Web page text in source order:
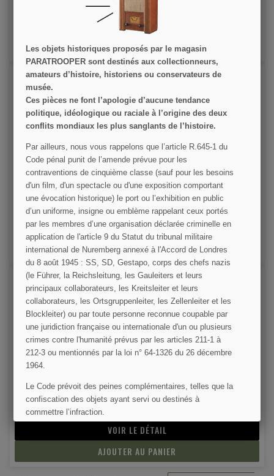
VOIR LE DÉTAIL
AJOUTER AU PANIER
Veste homme, type Seconde Guerre
49,00 €
VOIR LE DÉTAIL
AJOUTER AU PANIER
49,00 €
VOIR LE DÉTAIL
AJOUTER AU PANIER
Les objets historiques proposés par le magasin
PARATROOPER sont destinés aux collectionneurs,
amateurs d’histoire, historiens ou conservateurs de
musée.
Ces pièces ne font l’apologie d’aucune tendance
politique, idéologique ou raciale à l’origine des deux
conflits mondiaux les plus sanglants de l’histoire.
Par ailleurs, nous vous rappelons que l’article R.645­-1 du
Code pénal punit de l’amende prévue pour les
contraventions de cinquième classe (sauf pour les besoins
d'un film, d'un spectacle ou d'une exposition comportant
une évocation historique) le port ou l’exhibition en public
d’un uniforme, insigne ou emblème rappelant ceux portés
par les membres d’une organisation déclarée criminelle en
application de l'article 9 du Statut du tribunal militaire
international de Nuremberg annexé à l'Accord de Londres
du 8 août 1945 : SS, SD, Gestapo, corps des chefs nazis
(le Führer, la Reichsleitung, les Gauleiters et leurs
principaux collaborateurs, les Kreitsleiter et leurs
collaborateurs, les Ortsgruppenleiter, les Zellenleiter et les
Blockleiter) ou par toute personne reconnue coupable par
une juridiction française ou internationale d'un ou plusieurs
crimes contre l'humanité prévus par les articles 211-1 à
212-3 ou mentionnés par la loi n° 64-1326 du 26 décembre
1964.
Le Code prévoit des peines complémentaires, telles que la
confiscation des objets ayant servi ou destinés à
commettre l’infraction.
J'AI COMPRIS